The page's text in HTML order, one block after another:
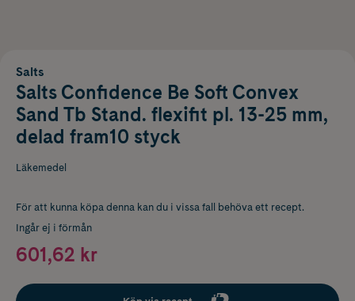
Salts
Salts Confidence Be Soft Convex
Sand Tb Stand. flexifit pl. 13-25 mm,
delad fram10 styck
Läkemedel
För att kunna köpa denna kan du i vissa fall behöva ett recept.
Ingår ej i förmån
601,62 kr